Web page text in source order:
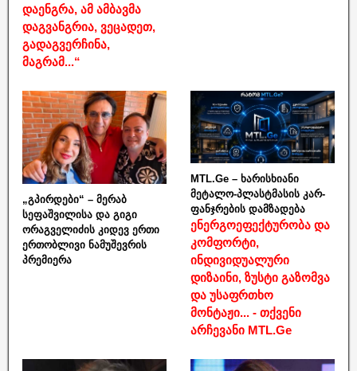
დაენგრა, ამ ამბავმა
დაგვანგრია, ვეცადეთ,
გადაგვერჩინა,
მაგრამ...“
„გპირდები“ – მერაბ
სეფაშვილისა და გიგი
ორაგველიძის კიდევ ერთი
ერთობლივი ნამუშევრის
პრემიერა
MTL.Ge – ხარისხიანი
მეტალო-პლასტმასის კარ-
ფანჯრების დამზადება
ენერგოეფექტურობა და
კომფორტი,
ინდივიდუალური
დიზაინი, ზუსტი გაზომვა
და უსაფრთხო
მონტაჟი... - თქვენი
არჩევანი MTL.Ge